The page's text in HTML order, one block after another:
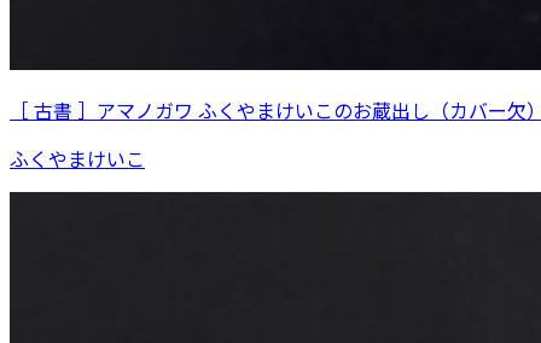
［ 古書 ］アマノガワ ふくやまけいこのお蔵出し（カバー欠
ふくやまけいこ